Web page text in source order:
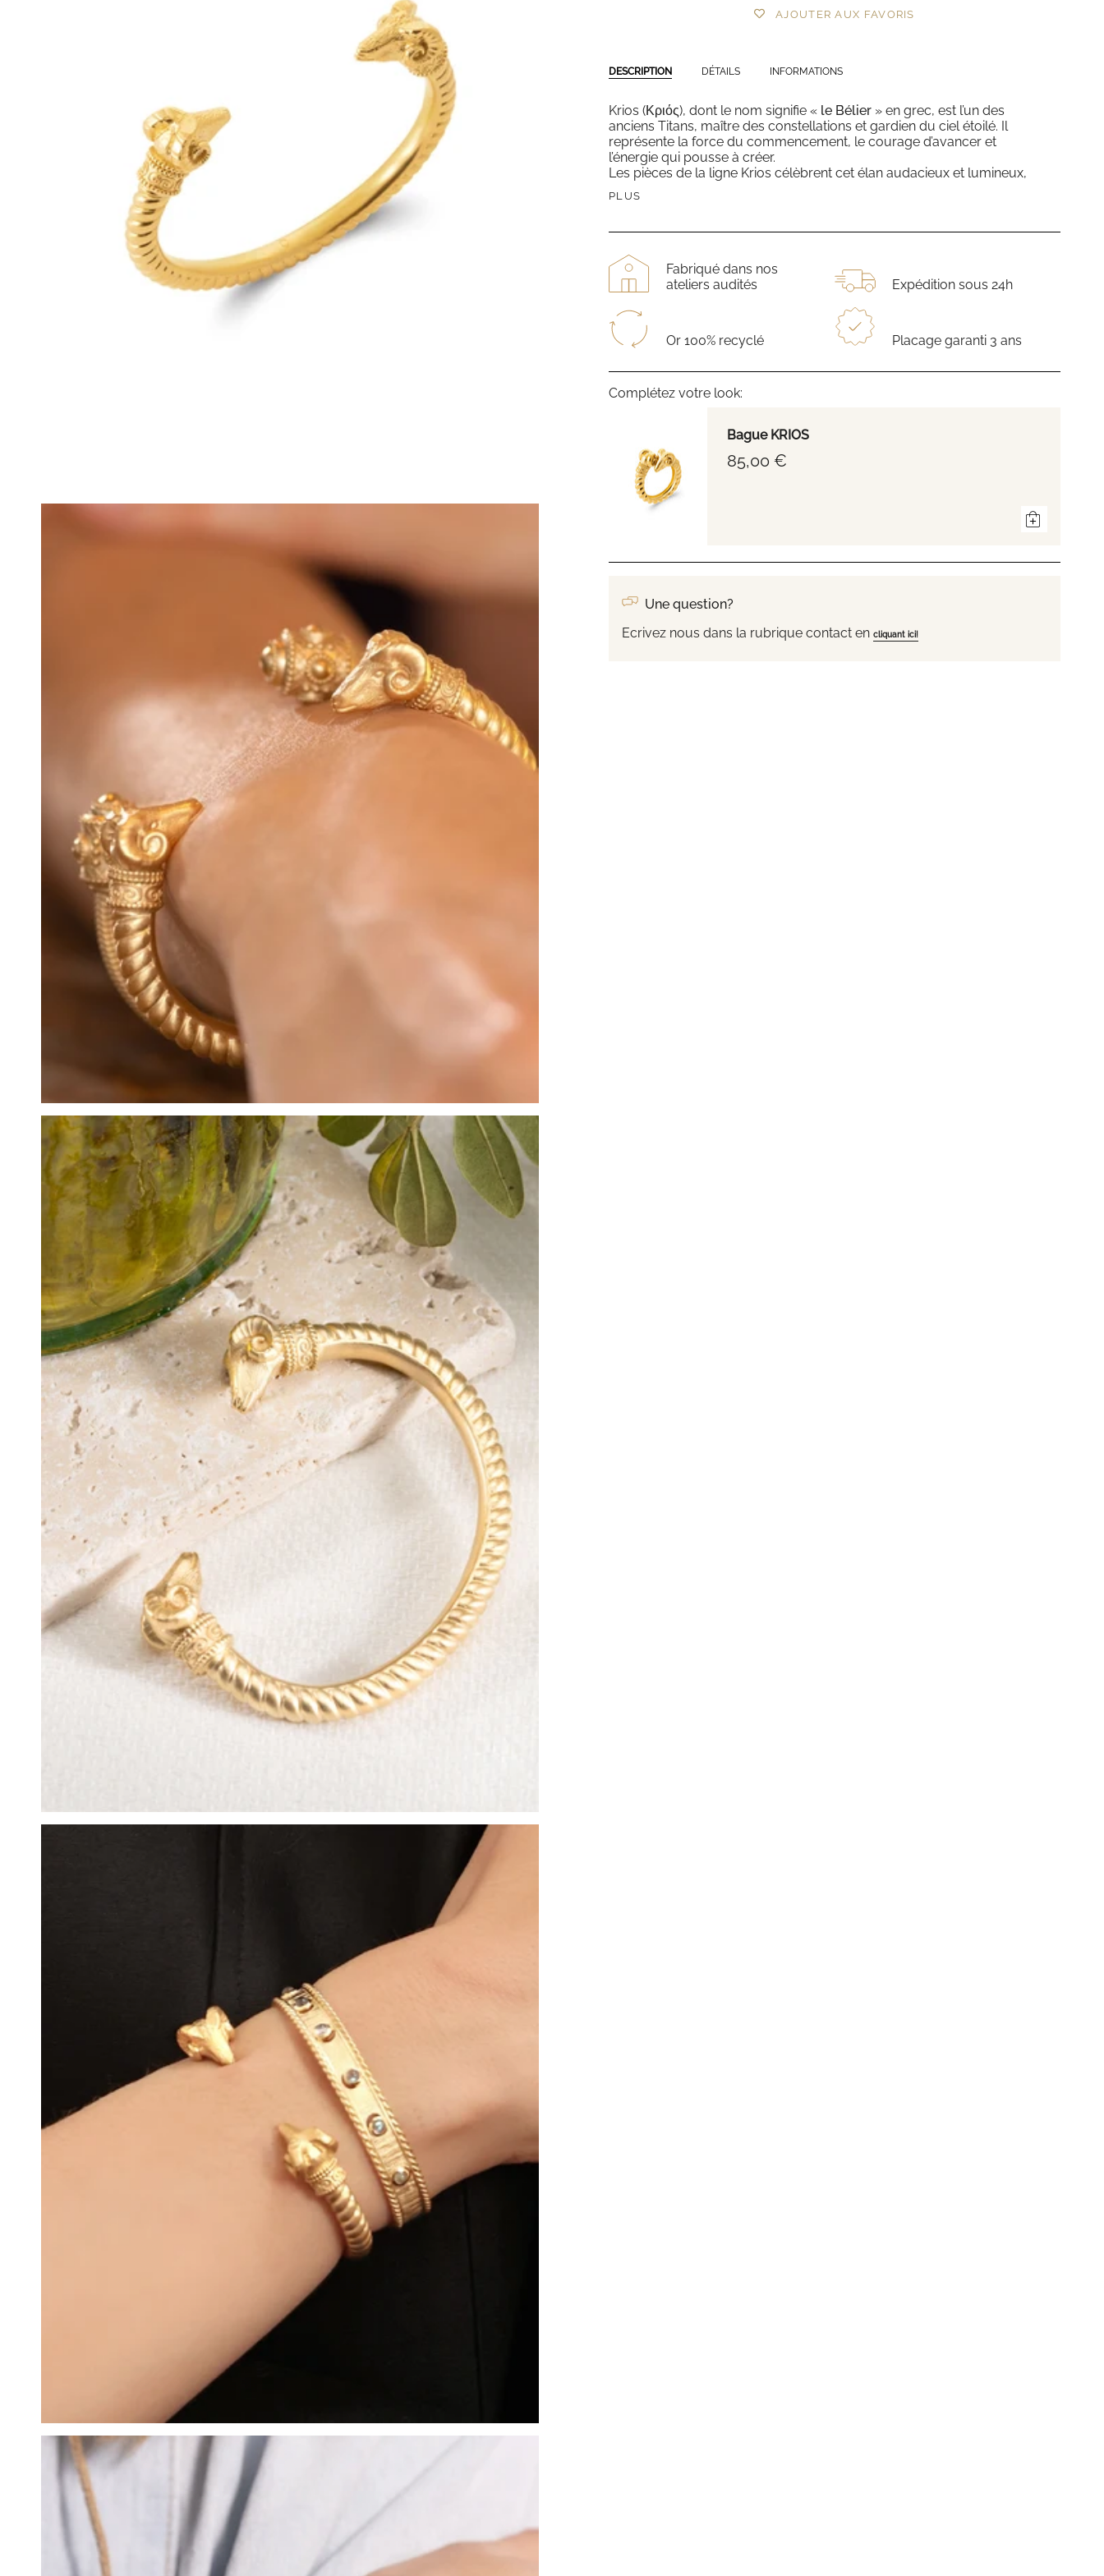
AJOUTER AUX FAVORIS
DESCRIPTION DÉTAILS INFORMATIONS
Krios (Κριός), dont le nom signifie « le Bélier » en grec, est l’un des
anciens Titans, maître des constellations et gardien du ciel étoilé. Il
représente la force du commencement, le courage d’avancer et
l’énergie qui pousse à créer.
Les pièces de la ligne Krios célèbrent cet élan audacieux et lumineux,
PLUS
Fabriqué dans nos
ateliers audités
Expédition sous 24h
Or 100% recyclé Placage garanti 3 ans
Complétez votre look:
Bague KRIOS
85,00 €
Une question?
Ecrivez nous dans la rubrique contact en cliquant ici!